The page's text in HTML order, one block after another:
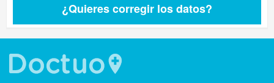
¿Quieres corregir los datos?